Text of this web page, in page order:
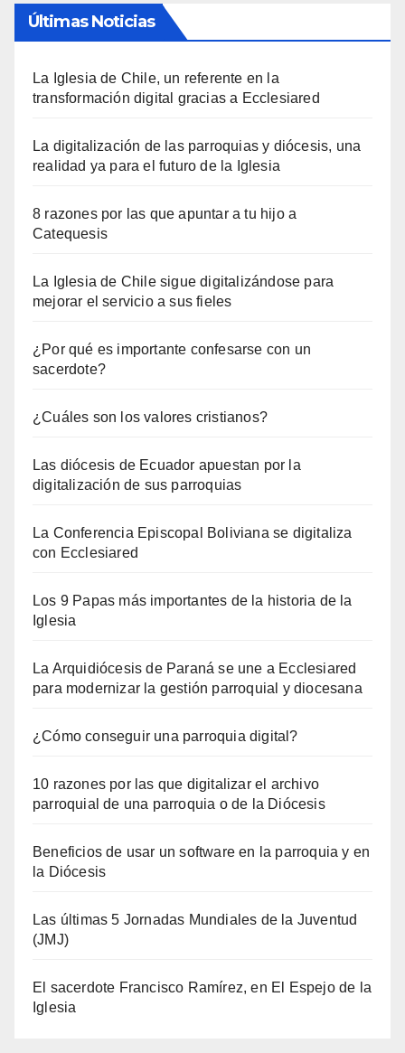
Últimas Noticias
La Iglesia de Chile, un referente en la
transformación digital gracias a Ecclesiared
La digitalización de las parroquias y diócesis, una
realidad ya para el futuro de la Iglesia
8 razones por las que apuntar a tu hijo a
Catequesis
La Iglesia de Chile sigue digitalizándose para
mejorar el servicio a sus fieles
¿Por qué es importante confesarse con un
sacerdote?
¿Cuáles son los valores cristianos?
Las diócesis de Ecuador apuestan por la
digitalización de sus parroquias
La Conferencia Episcopal Boliviana se digitaliza
con Ecclesiared
Los 9 Papas más importantes de la historia de la
Iglesia
La Arquidiócesis de Paraná se une a Ecclesiared
para modernizar la gestión parroquial y diocesana
¿Cómo conseguir una parroquia digital?
10 razones por las que digitalizar el archivo
parroquial de una parroquia o de la Diócesis
Beneficios de usar un software en la parroquia y en
la Diócesis
Las últimas 5 Jornadas Mundiales de la Juventud
(JMJ)
El sacerdote Francisco Ramírez, en El Espejo de la
Iglesia